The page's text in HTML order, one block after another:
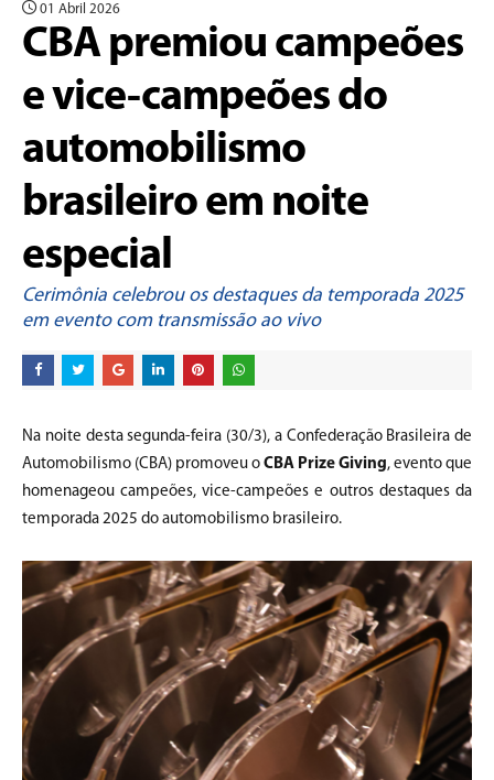
01 Abril 2026
CBA premiou campeões
e vice-campeões do
automobilismo
brasileiro em noite
especial
Cerimônia celebrou os destaques da temporada 2025
em evento com transmissão ao vivo
Na noite desta segunda-feira (30/3), a Confederação Brasileira de
Automobilismo (CBA) promoveu o CBA Prize Giving, evento que
homenageou campeões, vice-campeões e outros destaques da
temporada 2025 do automobilismo brasileiro.